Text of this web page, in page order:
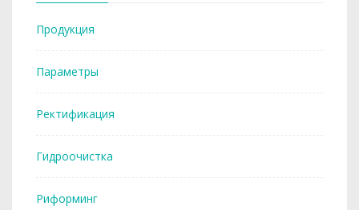
Продукция
Параметры
Ректификация
Гидроочистка
Риформинг